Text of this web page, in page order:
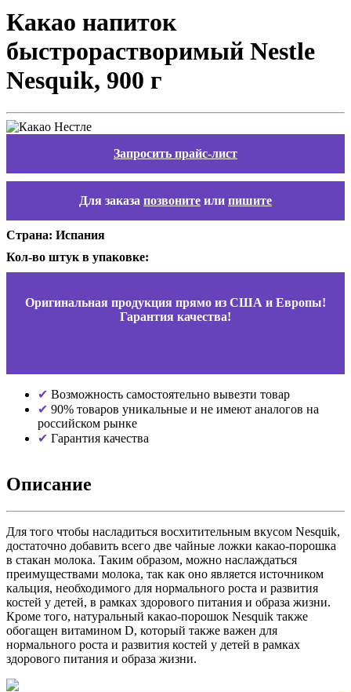
Какао напиток
быстрорастворимый Nestle
Nesquik, 900 г
Запросить прайс-лист
Для заказа позвоните или пишите
Страна: Испания
Кол-во штук в упаковке:
Оригинальная продукция прямо из США и Европы!
Гарантия качества!
Возможность самостоятельно вывезти товар
90% товаров уникальные и не имеют аналогов на
российском рынке
Гарантия качества
Описание
Для того чтобы насладиться восхитительным вкусом Nesquik,
достаточно добавить всего две чайные ложки какао-порошка
в стакан молока. Таким образом, можно наслаждаться
преимуществами молока, так как оно является источником
кальция, необходимого для нормального роста и развития
костей у детей, в рамках здорового питания и образа жизни.
Кроме того, натуральный какао-порошок Nesquik также
обогащен витамином D, который также важен для
нормального роста и развития костей у детей в рамках
здорового питания и образа жизни.